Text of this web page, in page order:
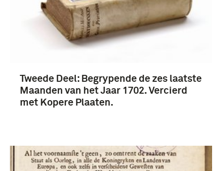
Tweede Deel: Begrypende de zes laatste
Maanden van het Jaar 1702. Vercierd
met Kopere Plaaten.